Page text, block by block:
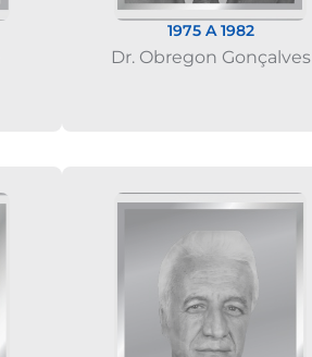
1975 A 1982
Dr. Obregon Gonçalves